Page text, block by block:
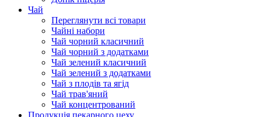
Чай
Переглянути всі товари
Чайні набори
Чай чорний класичний
Чай чорний з додатками
Чай зелений класичний
Чай зелений з додатками
Чай з плодів та ягід
Чай трав'яний
Чай концентрований
Продукцiя пекарного цеху